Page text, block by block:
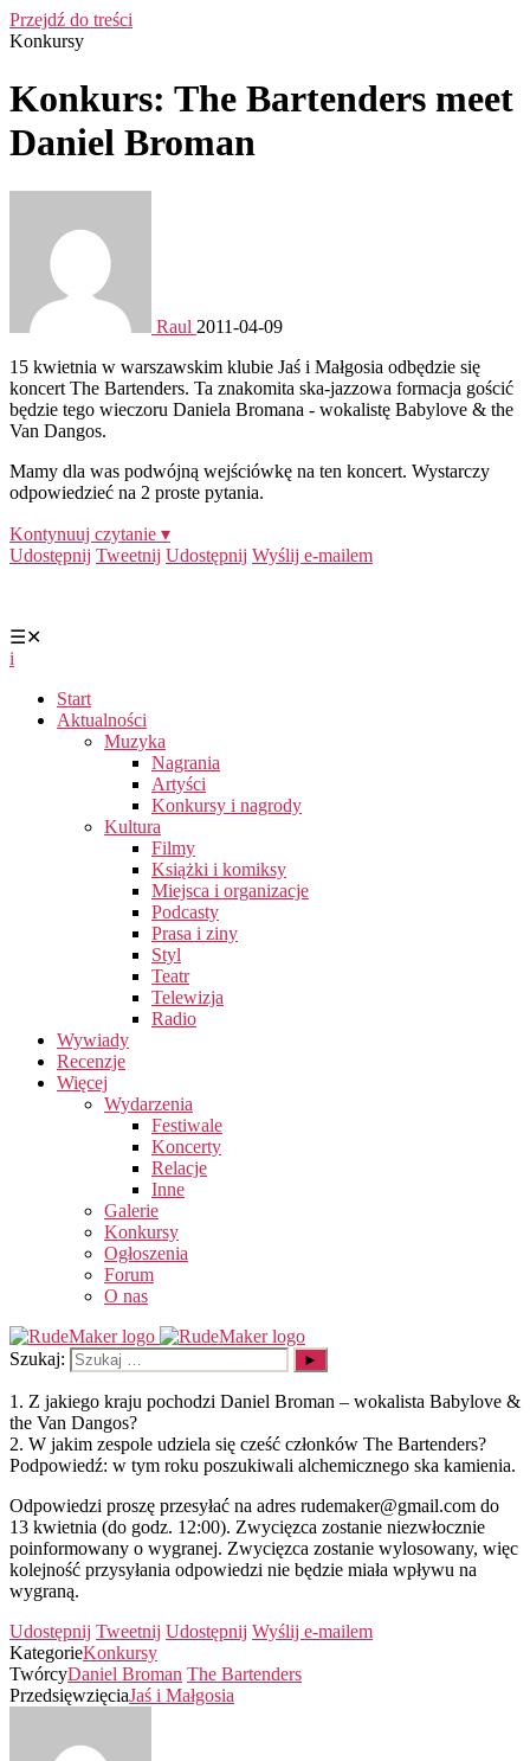
Przejdź do treści
Konkursy
Konkurs: The Bartenders meet
Daniel Broman
Raul 2011-04-09
15 kwietnia w warszawskim klubie Jaś i Małgosia odbędzie się
koncert The Bartenders. Ta znakomita ska-jazzowa formacja gościć
będzie tego wieczoru Daniela Bromana - wokalistę Babylove & the
Van Dangos.
Mamy dla was podwójną wejściówkę na ten koncert. Wystarczy
odpowiedzieć na 2 proste pytania.
Kontynuuj czytanie ▾
Udostępnij Tweetnij Udostępnij Wyślij e-mailem
☰✕
i
Start
Aktualności
Muzyka
Nagrania
Artyści
Konkursy i nagrody
Kultura
Filmy
Książki i komiksy
Miejsca i organizacje
Podcasty
Prasa i ziny
Styl
Teatr
Telewizja
Radio
Wywiady
Recenzje
Więcej
Wydarzenia
Festiwale
Koncerty
Relacje
Inne
Galerie
Konkursy
Ogłoszenia
Forum
O nas
Szukaj:
1. Z jakiego kraju pochodzi Daniel Broman – wokalista Babylove &
the Van Dangos?
2. W jakim zespole udziela się cześć członków The Bartenders?
Podpowiedź: w tym roku poszukiwali alchemicznego ska kamienia.
Odpowiedzi proszę przesyłać na adres rudemaker@gmail.com do
13 kwietnia (do godz. 12:00). Zwycięzca zostanie niezwłocznie
poinformowany o wygranej. Zwycięzca zostanie wylosowany, więc
kolejność przysyłania odpowiedzi nie będzie miała wpływu na
wygraną.
Udostępnij Tweetnij Udostępnij Wyślij e-mailem
KategorieKonkursy
TwórcyDaniel Broman The Bartenders
PrzedsięwzięciaJaś i Małgosia